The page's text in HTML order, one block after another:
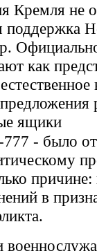
Кремля не
поддержка
как
ящики
777 - было
причине:
в